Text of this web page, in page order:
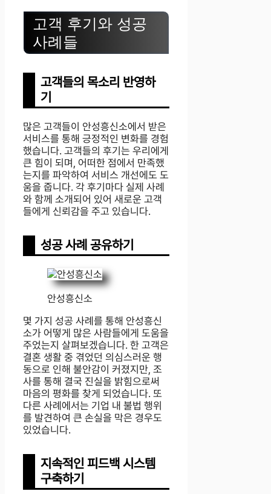
고객 후기와 성공
사례들
고객들의 목소리 반영하
기
많은 고객들이 안성흥신소에서 받은
서비스를 통해 긍정적인 변화를 경험
했습니다. 고객들의 후기는 우리에게
큰 힘이 되며, 어떠한 점에서 만족했
는지를 파악하여 서비스 개선에도 도
움을 줍니다. 각 후기마다 실제 사례
와 함께 소개되어 있어 새로운 고객
들에게 신뢰감을 주고 있습니다.
성공 사례 공유하기
안성흥신소
몇 가지 성공 사례를 통해 안성흥신
소가 어떻게 많은 사람들에게 도움을
주었는지 살펴보겠습니다. 한 고객은
결혼 생활 중 겪었던 의심스러운 행
동으로 인해 불안감이 커졌지만, 조
사를 통해 결국 진실을 밝힘으로써
마음의 평화를 찾게 되었습니다. 또
다른 사례에서는 기업 내 불법 행위
를 발견하여 큰 손실을 막은 경우도
있었습니다.
지속적인 피드백 시스템
구축하기